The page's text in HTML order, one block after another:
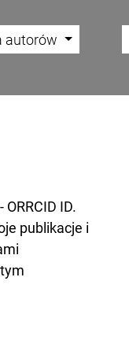
autorów
ID.
publikacje i